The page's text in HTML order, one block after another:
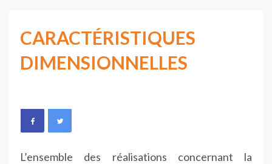
CARACTÉRISTIQUES
DIMENSIONNELLES
L’ensemble des réalisations concernant la